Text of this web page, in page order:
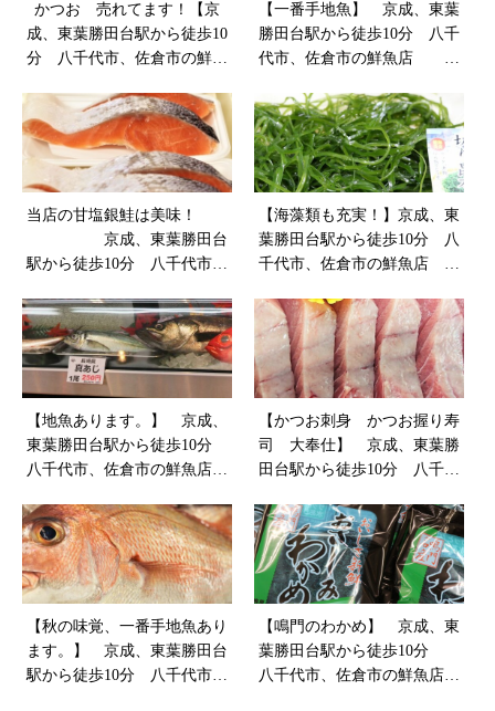
かつお 売れてます！【京
成、東葉勝田台駅から徒歩10
分 八千代市、佐倉市の鮮魚
【一番手地魚】 京成、東葉
勝田台駅から徒歩10分 八千
代市、佐倉市の鮮魚店 魚
当店の甘塩銀鮭は美味！
京成、東葉勝田台
駅から徒歩10分 八千代市、
粋）
【海藻類も充実！】京成、東
葉勝田台駅から徒歩10分 八
千代市、佐倉市の鮮魚店
【地魚あります。】 京成、
東葉勝田台駅から徒歩10分
八千代市、佐倉市の鮮魚店
【かつお刺身 かつお握り寿
司 大奉仕】 京成、東葉勝
田台駅から徒歩10分 八千代
山粋
【秋の味覚、一番手地魚あり
ます。】 京成、東葉勝田台
駅から徒歩10分 八千代市、
【鳴門のわかめ】 京成、東
葉勝田台駅から徒歩10分
八千代市、佐倉市の鮮魚店